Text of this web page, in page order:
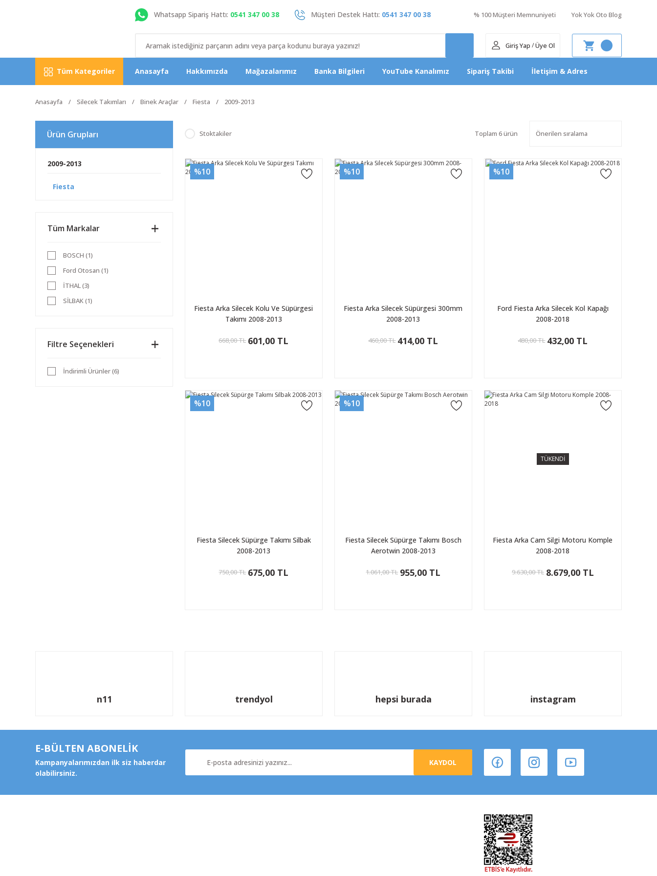
Whatsapp Sipariş Hattı: 0541 347 00 38 Müşteri Destek Hattı: 0541 347 00 38 % 100 Müşteri Memnuniyeti Yok Yok Oto Blog
Giriş Yap /Üye Ol
Tüm Kategoriler Anasayfa Hakkımızda Mağazalarımız Banka Bilgileri YouTube Kanalımız Sipariş Takibi İletişim & Adres
Anasayfa Silecek Takımları Binek Araçlar Fiesta 2009-2013
Ürün Grupları
2009-2013
Fiesta
Tüm Markalar
BOSCH (1)
Ford Otosan (1)
İTHAL (3)
SİLBAK (1)
Filtre Seçenekleri
İndirimli Ürünler (6)
Stoktakiler Toplam 6 ürün
%10
Fiesta Arka Silecek Kolu Ve Süpürgesi
Takımı 2008-2013
668,00 TL 601,00 TL
%10
Fiesta Arka Silecek Süpürgesi 300mm
2008-2013
460,00 TL 414,00 TL
%10
Ford Fiesta Arka Silecek Kol Kapağı
2008-2018
480,00 TL 432,00 TL
%10
Fiesta Silecek Süpürge Takımı Silbak
2008-2013
750,00 TL 675,00 TL
%10
Fiesta Silecek Süpürge Takımı Bosch
Aerotwin 2008-2013
1.061,00 TL 955,00 TL
TÜKENDİ
Fiesta Arka Cam Silgi Motoru Komple
2008-2018
9.630,00 TL 8.679,00 TL
n11 trendyol hepsi burada instagram
E-BÜLTEN ABONELİK
Kampanyalarımızdan ilk siz haberdar
olabilirsiniz.
KAYDOL